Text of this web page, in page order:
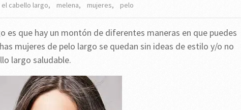
cabello largo, melena, mujeres, pelo
es que hay un montón de diferentes maneras en que puedes
mujeres de pelo largo se quedan sin ideas de estilo y/o no
largo saludable.